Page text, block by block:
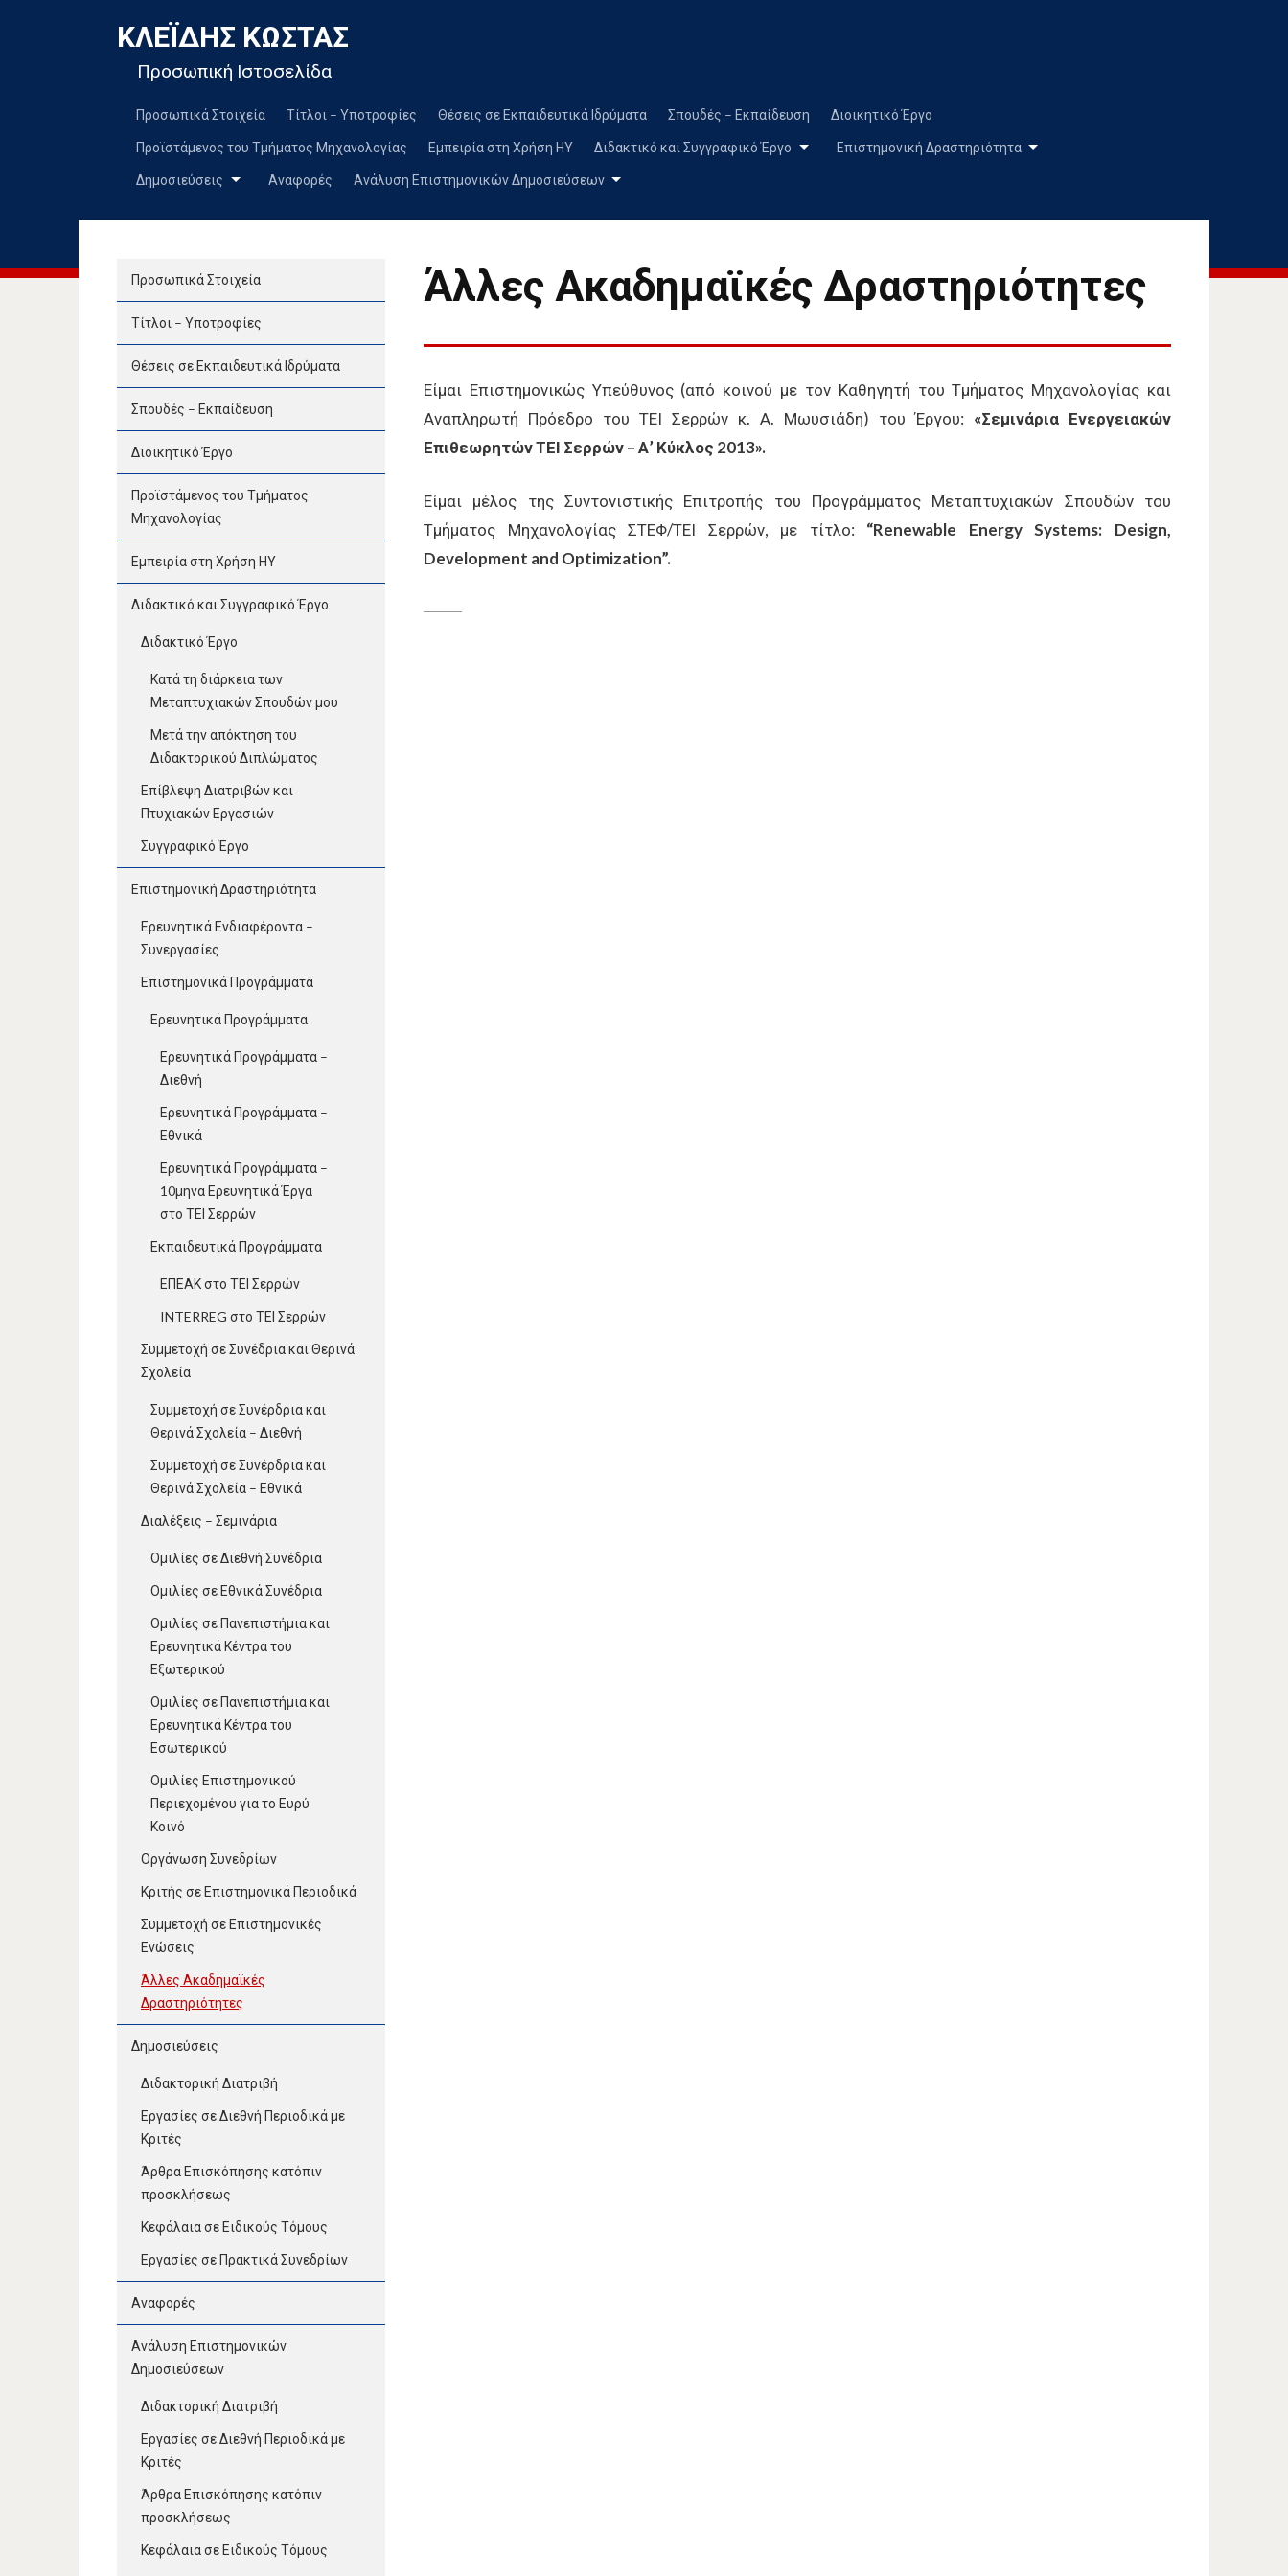
ΚΛΕΪ́ΔΗΣ ΚΏΣΤΑΣ
Προσωπική Ιστοσελίδα
Προσωπικά Στοιχεία Τίτλοι – Υποτροφίες Θέσεις σε Εκπαιδευτικά Ιδρύματα Σπουδές – Εκπαίδευση
Διοικητικό Έργο
Προϊστάμενος του Τμήματος Μηχανολογίας
Εμπειρία στη Χρήση ΗΥ Διδακτικό και Συγγραφικό Έργο
Επιστημονική Δραστηριότητα
Δημοσιεύσεις
Αναφορές Ανάλυση Επιστημονικών Δημοσιεύσεων
Άλλες Ακαδημαϊκές Δραστηριότητες
Είμαι Επιστημονικώς Υπεύθυνος (από κοινού με τον Καθηγητή του Τμήματος Μηχανολογίας και
Αναπληρωτή Πρόεδρο του ΤΕΙ Σερρών κ. Α. Μωυσιάδη) του Έργου: «Σεμινάρια Ενεργειακών
Επιθεωρητών ΤΕΙ Σερρών – Α’ Κύκλος 2013».
Είμαι μέλος της Συντονιστικής Επιτροπής του Προγράμματος Μεταπτυχιακών Σπουδών του
Τμήματος Μηχανολογίας ΣΤΕΦ/ΤΕΙ Σερρών, με τίτλο: “Renewable Energy Systems: Design,
Development and Optimization”.
Προσωπικά Στοιχεία
Τίτλοι – Υποτροφίες
Θέσεις σε Εκπαιδευτικά Ιδρύματα
Σπουδές – Εκπαίδευση
Διοικητικό Έργο
Προϊστάμενος του Τμήματος
Μηχανολογίας
Εμπειρία στη Χρήση ΗΥ
Διδακτικό και Συγγραφικό Έργο
Διδακτικό Έργο
Κατά τη διάρκεια των
Μεταπτυχιακών Σπουδών μου
Μετά την απόκτηση του
Διδακτορικού Διπλώματος
Επίβλεψη Διατριβών και
Πτυχιακών Εργασιών
Συγγραφικό Έργο
Επιστημονική Δραστηριότητα
Ερευνητικά Ενδιαφέροντα –
Συνεργασίες
Επιστημονικά Προγράμματα
Ερευνητικά Προγράμματα
Ερευνητικά Προγράμματα –
Διεθνή
Ερευνητικά Προγράμματα –
Εθνικά
Ερευνητικά Προγράμματα –
10μηνα Ερευνητικά Έργα
στο ΤΕΙ Σερρών
Εκπαιδευτικά Προγράμματα
ΕΠΕΑΚ στο ΤΕΙ Σερρών
INTERREG στο ΤΕΙ Σερρών
Συμμετοχή σε Συνέδρια και Θερινά
Σχολεία
Συμμετοχή σε Συνέρδρια και
Θερινά Σχολεία – Διεθνή
Συμμετοχή σε Συνέρδρια και
Θερινά Σχολεία – Εθνικά
Διαλέξεις – Σεμινάρια
Ομιλίες σε Διεθνή Συνέδρια
Ομιλίες σε Εθνικά Συνέδρια
Ομιλίες σε Πανεπιστήμια και
Ερευνητικά Κέντρα του
Εξωτερικού
Ομιλίες σε Πανεπιστήμια και
Ερευνητικά Κέντρα του
Εσωτερικού
Ομιλίες Επιστημονικού
Περιεχομένου για το Ευρύ
Κοινό
Οργάνωση Συνεδρίων
Κριτής σε Επιστημονικά Περιοδικά
Συμμετοχή σε Επιστημονικές
Ενώσεις
Άλλες Ακαδημαϊκές
Δραστηριότητες
Δημοσιεύσεις
Διδακτορική Διατριβή
Εργασίες σε Διεθνή Περιοδικά με
Κριτές
Άρθρα Επισκόπησης κατόπιν
προσκλήσεως
Κεφάλαια σε Ειδικούς Τόμους
Εργασίες σε Πρακτικά Συνεδρίων
Αναφορές
Ανάλυση Επιστημονικών
Δημοσιεύσεων
Διδακτορική Διατριβή
Εργασίες σε Διεθνή Περιοδικά με
Κριτές
Άρθρα Επισκόπησης κατόπιν
προσκλήσεως
Κεφάλαια σε Ειδικούς Τόμους